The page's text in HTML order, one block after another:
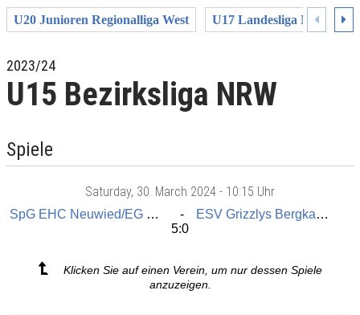
U20 Junioren Regionalliga West U17 Landesliga NRW
2023/24
U15 Bezirksliga NRW
Spiele
Saturday, 30. March 2024 - 10:15 Uhr
SpG EHC Neuwied/EG Diez Limburg
ESV Grizzlys Bergkamen
5:0
Klicken Sie auf einen Verein, um nur dessen Spiele
anzuzeigen.